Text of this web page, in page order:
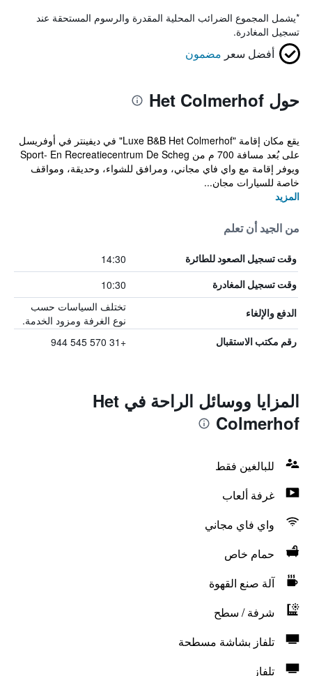
*يشمل المجموع الضرائب المحلية المقدرة والرسوم المستحقة عند
تسجيل المغادرة.
أفضل سعر مضمون
حول Het Colmerhof
يقع مكان إقامة "Luxe B&B Het Colmerhof" في ديفينتر في أوفريسل
على بُعد مسافة 700 م من Sport- En Recreatiecentrum De Scheg
ويوفر إقامة مع واي فاي مجاني، ومرافق للشواء، وحديقة، ومواقف
خاصة للسيارات مجان...
المزيد
من الجيد أن تعلم
وقت تسجيل الصعود للطائرة 14:30
وقت تسجيل المغادرة 10:30
الدفع والإلغاء
تختلف السياسات حسب
نوع الغرفة ومزود الخدمة.
رقم مكتب الاستقبال +31 570 545 944
المزايا ووسائل الراحة في Het
Colmerhof
للبالغين فقط
غرفة ألعاب
واي فاي مجاني
حمام خاص
آلة صنع القهوة
شرفة / سطح
تلفاز بشاشة مسطحة
تلفاز